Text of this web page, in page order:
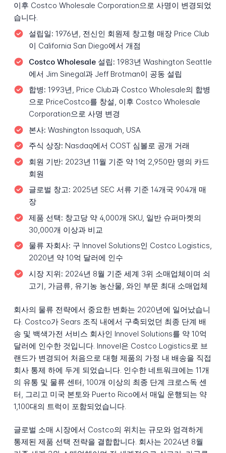
이후 Costco Wholesale Corporation으로 사명이 변경되었
습니다.
설립일: 1976년, 전신인 회원제 창고형 매장 Price Club
이 California San Diego에서 개점
Costco Wholesale 설립: 1983년 Washington Seattle
에서 Jim Sinegal과 Jeff Brotman이 공동 설립
합병: 1993년, Price Club과 Costco Wholesale의 합병
으로 PriceCostco를 창설, 이후 Costco Wholesale
Corporation으로 사명 변경
본사: Washington Issaquah, USA
주식 상장: Nasdaq에서 COST 심볼로 공개 거래
회원 기반: 2023년 11월 기준 약 1억 2,950만 명의 카드
회원
글로벌 창고: 2025년 SEC 서류 기준 14개국 904개 매
장
제품 선택: 창고당 약 4,000개 SKU, 일반 슈퍼마켓의
30,000개 이상과 비교
물류 자회사: 구 Innovel Solutions인 Costco Logistics,
2020년 약 10억 달러에 인수
시장 지위: 2024년 8월 기준 세계 3위 소매업체이며 쇠
고기, 가금류, 유기농 농산물, 와인 부문 최대 소매업체
회사의 물류 전략에서 중요한 변화는 2020년에 일어났습니
다. Costco가 Sears 조직 내에서 구축되었던 최종 단계 배
송 및 백색가전 서비스 회사인 Innovel Solutions를 약 10억
달러에 인수한 것입니다. Innovel은 Costco Logistics로 브
랜드가 변경되어 처음으로 대형 제품의 가정 내 배송을 직접
회사 통제 하에 두게 되었습니다. 인수한 네트워크에는 11개
의 유통 및 물류 센터, 100개 이상의 최종 단계 크로스독 센
터, 그리고 미국 본토와 Puerto Rico에서 매일 운행되는 약
1,100대의 트럭이 포함되었습니다.
글로벌 소매 시장에서 Costco의 위치는 규모와 엄격하게
통제된 제품 선택 전략을 결합합니다. 회사는 2024년 8월